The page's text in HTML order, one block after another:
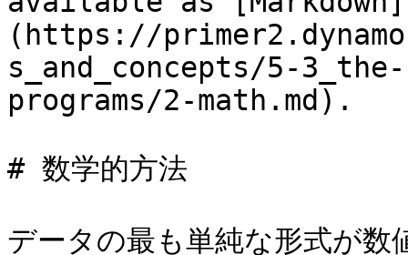
(https://
s_and_concepts/5-
programs/2-math.md).
# 数学的方法
データの最も単純な形式が